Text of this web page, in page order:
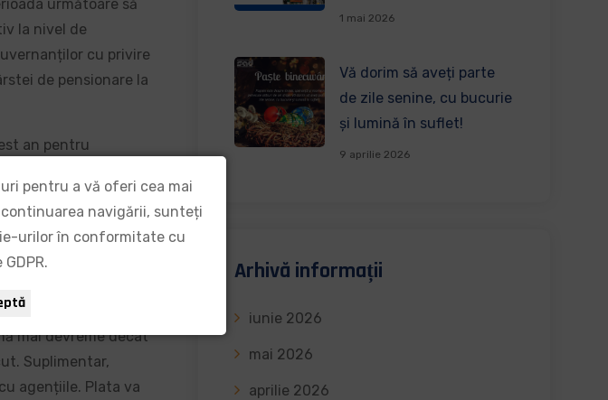
următoare să
la nivel de
cu privire
de pensionare la
an pentru
vor fi afectați de
Presaj, etc.).
lumea să
Ne revine o
locurilor de
mai devreme decât
Suplimentar,
agențiile. Plata va
1 mai 2026
Vă dorim să aveți parte
de zile senine, cu bucurie
și lumină în suflet!
9 aprilie 2026
Arhivă informații
iunie 2026
mai 2026
aprilie 2026
pentru a vă oferi cea mai
navigării, sunteți
urilor în conformitate cu